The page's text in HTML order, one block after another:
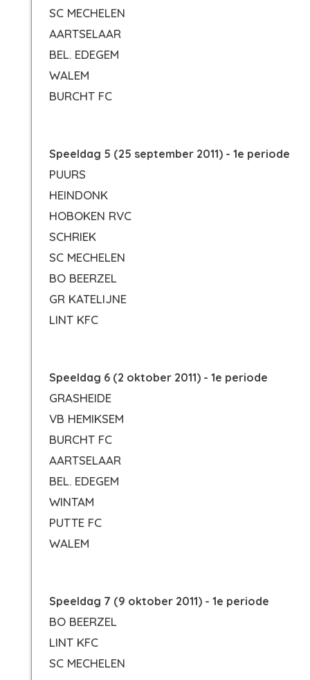
SC MECHELEN
AARTSELAAR
BEL. EDEGEM
WALEM
BURCHT FC
Speeldag 5 (25 september 2011) - 1e periode
PUURS
HEINDONK
HOBOKEN RVC
SCHRIEK
SC MECHELEN
BO BEERZEL
GR KATELIJNE
LINT KFC
Speeldag 6 (2 oktober 2011) - 1e periode
GRASHEIDE
VB HEMIKSEM
BURCHT FC
AARTSELAAR
BEL. EDEGEM
WINTAM
PUTTE FC
WALEM
Speeldag 7 (9 oktober 2011) - 1e periode
BO BEERZEL
LINT KFC
SC MECHELEN